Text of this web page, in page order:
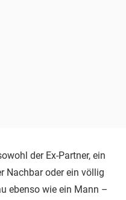
der Ex-Partner, ein
Nachbar oder ein völlig
ebenso wie ein Mann –